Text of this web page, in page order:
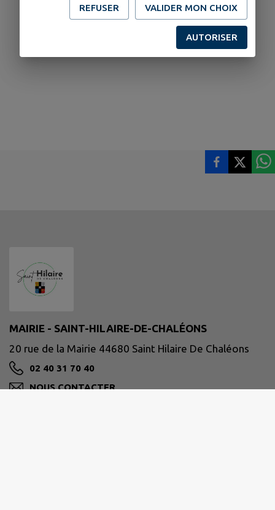
MAIRIE - SAINT-HILAIRE-DE-CHALÉONS
20 rue de la Mairie 44680 Saint Hilaire De Chaléons
02 40 31 70 40
NOUS CONTACTER
REFUSER VALIDER MON CHOIX
AUTORISER